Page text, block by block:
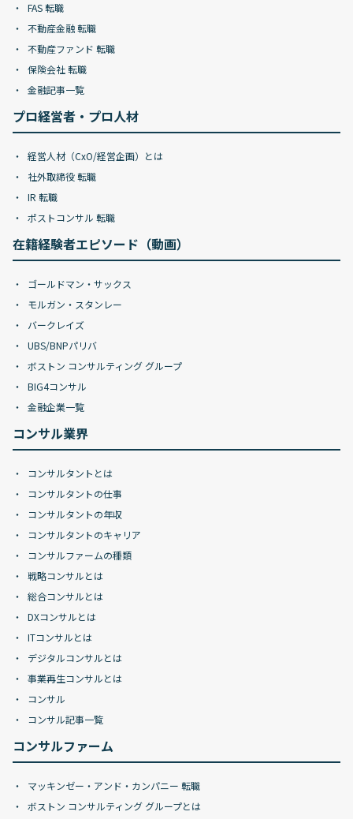
FAS 転職
不動産金融 転職
不動産ファンド 転職
保険会社 転職
金融記事一覧
プロ経営者・プロ人材
経営人材（CxO/経営企画）とは
社外取締役 転職
IR 転職
ポストコンサル 転職
在籍経験者エピソード（動画）
ゴールドマン・サックス
モルガン・スタンレー
バークレイズ
UBS/BNPパリバ
ボストン コンサルティング グループ
BIG4コンサル
金融企業一覧
コンサル業界
コンサルタントとは
コンサルタントの仕事
コンサルタントの年収
コンサルタントのキャリア
コンサルファームの種類
戦略コンサルとは
総合コンサルとは
DXコンサルとは
ITコンサルとは
デジタルコンサルとは
事業再生コンサルとは
コンサル
コンサル記事一覧
コンサルファーム
マッキンゼー・アンド・カンパニー 転職
ボストン コンサルティング グループとは